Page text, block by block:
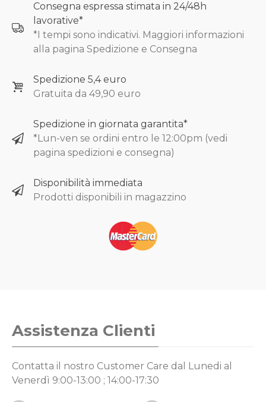
Consegna espressa stimata in 24/48h
lavorative*
*I tempi sono indicativi. Maggiori informazioni
alla pagina Spedizione e Consegna
Spedizione 5,4 euro
Gratuita da 49,90 euro
Spedizione in giornata garantita*
*Lun-ven se ordini entro le 12:00pm (vedi
pagina spedizioni e consegna)
Disponibilità immediata
Prodotti disponibili in magazzino
Assistenza Clienti
Contatta il nostro Customer Care dal Lunedi al
Venerdì 9:00-13:00 ; 14:00-17:30